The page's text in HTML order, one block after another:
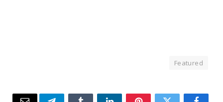
Featured